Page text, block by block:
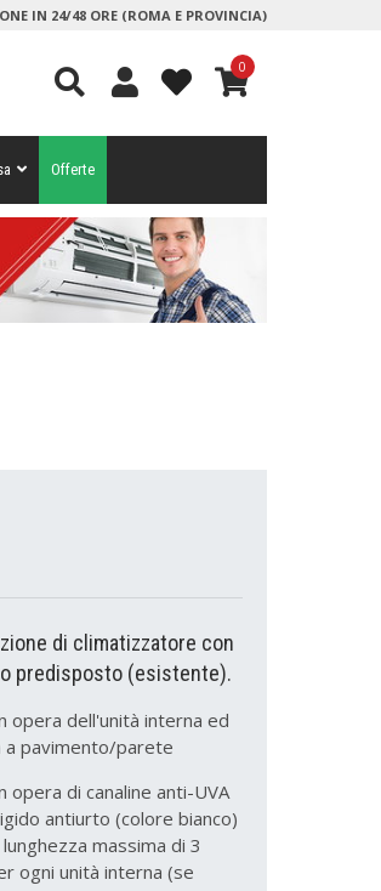
IN 24/48 ORE (ROMA E PROVINCIA)
0
Offerte
di climatizzatore con
predisposto (esistente).
opera dell'unità interna ed
a pavimento/parete
opera di canaline anti-UVA
antiurto (colore bianco)
massima di 3
ogni unità interna (se